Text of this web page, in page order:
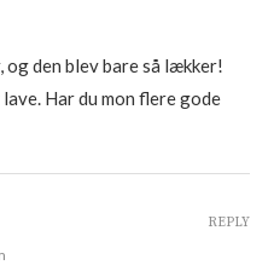
og den blev bare så lækker!
Har du mon flere gode
REPLY